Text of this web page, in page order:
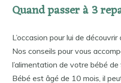
Quand passer à 3
L’occasion pour lui de
Nos conseils pour vous
l’alimentation de votre bébé
Bébé est âgé de 10 mois, il